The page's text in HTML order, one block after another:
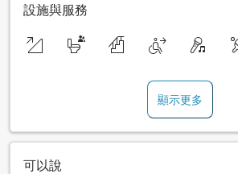
設施與服務
顯示更多
可以說